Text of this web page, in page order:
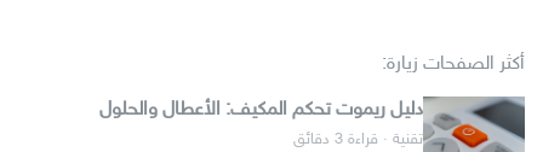
أكثر الصفحات زيارة:
دليل ريموت تحكم المكيف: الأعطال والحلول
تقنية · قراءة 3 دقائق